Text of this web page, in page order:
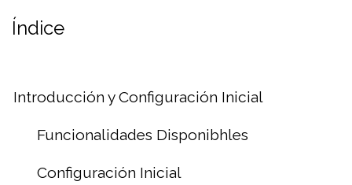
Índice
Introducción y Configuración Inicial
Funcionalidades Disponibhles
Configuración Inicial